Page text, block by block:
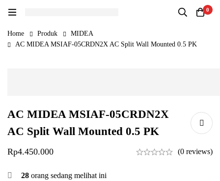
0
Home Produk
MIDEA
AC MIDEA MSIAF-05CRDN2X AC Split Wall Mounted 0.5 PK
AC MIDEA MSIAF-05CRDN2X
AC Split Wall Mounted 0.5 PK
Rp4.450.000 (0 reviews)
28 orang sedang melihat ini